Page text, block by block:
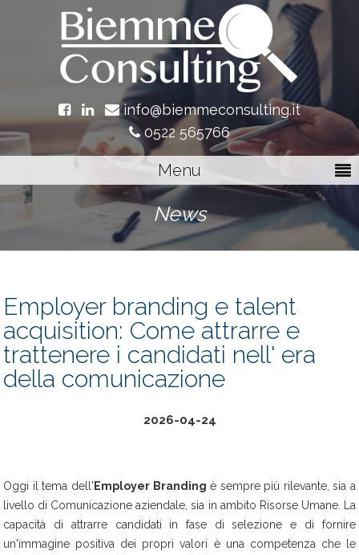
info@biemmeconsulting.it
0522 565766
Menu
News
Employer branding e talent
acquisition: Come attrarre e
trattenere i candidati nell' era
della comunicazione
2026-04-24
Oggi il tema dell' Employer Branding è sempre più rilevante, sia a
livello di Comunicazione aziendale, sia in ambito Risorse Umane. La
capacità di attrarre candidati in fase di selezione e di fornire
un'immagine positiva dei propri valori è una competenza che le